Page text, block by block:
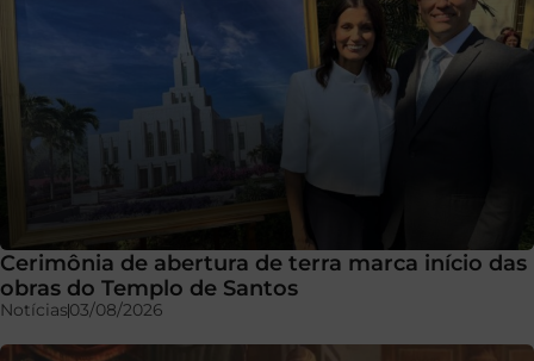
Cerimônia de abertura de terra marca início das
obras do Templo de Santos
Notícias03/08/2026